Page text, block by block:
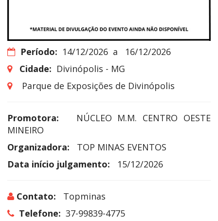
Período: 14/12/2026 a 16/12/2026
Cidade: Divinópolis - MG
Parque de Exposições de Divinópolis
Promotora:
NÚCLEO M.M. CENTRO OESTE
MINEIRO
Organizadora:
TOP MINAS EVENTOS
Data início julgamento:
15/12/2026
Contato:
Topminas
Telefone: 37-99839-4775